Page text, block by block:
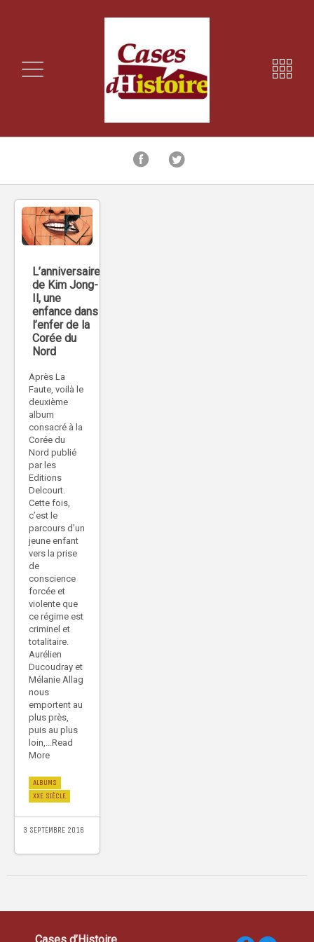
L’anniversaire
de Kim Jong-
Il, une
enfance dans
l’enfer de la
Corée du
Nord
Après La
Faute, voilà le
deuxième
album
consacré à la
Corée du
Nord publié
par les
Editions
Delcourt.
Cette fois,
c’est le
parcours d’un
jeune enfant
vers la prise
de
conscience
forcée et
violente que
ce régime est
criminel et
totalitaire.
Aurélien
Ducoudray et
Mélanie Allag
nous
emportent au
plus près,
puis au plus
loin,...Read
More
ALBUMS
XXE SIÈCLE
3 SEPTEMBRE 2016